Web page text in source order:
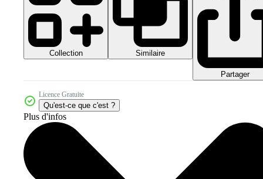
Collection Similaire
Partager
Licence Gratuite
Qu'est-ce que c'est ?
Plus d'infos